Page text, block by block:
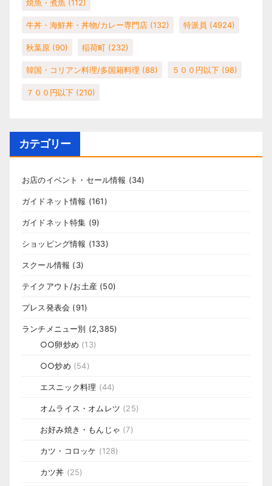
焼魚・煮魚 (112)
牛丼・海鮮丼・丼物/カレー専門店 (132) 特派員 (4924)
秋葉原 (90) 稲荷町 (232)
韓国・コリアン料理/多国籍料理 (88) ５００円以下 (98)
７００円以下 (210)
カテゴリー
お店のイベント・セール情報 (34)
ガイドネット情報 (161)
ガイドネット特集 (9)
ショッピング情報 (133)
スクール情報 (3)
テイクアウト/お土産 (50)
プレス発表会 (91)
ランチメニュー別 (2,385)
○○卵炒め (13)
○○炒め (54)
エスニック料理 (44)
オムライス・オムレツ (25)
お好み焼き・もんじゃ (7)
カツ・コロッケ (128)
カツ丼 (25)